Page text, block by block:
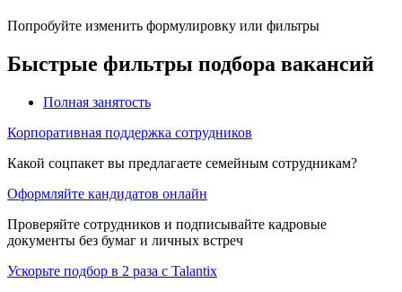
Попробуйте изменить формулировку или фильтры
Быстрые фильтры подбора вакансий
Полная занятость
Корпоративная поддержка сотрудников
Какой соцпакет вы предлагаете семейным сотрудникам?
Оформляйте кандидатов онлайн
Проверяйте сотрудников и подписывайте кадровые
документы без бумаг и личных встреч
Ускорьте подбор в 2 раза с Talantix